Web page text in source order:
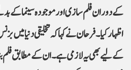
کے دوران فلم سازی اور موجودہ سینما کے
اظہار کیا۔ فرحان نے کہا کہ تخلیقی دنیا میں
کے لیے بھی یہ لازمی ہے۔ ان کے مطابق فلم